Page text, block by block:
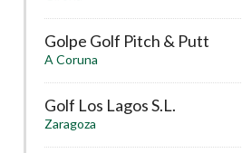
Golpe Golf Pitch & Putt
A Coruna
Golf Los Lagos S.L.
Zaragoza